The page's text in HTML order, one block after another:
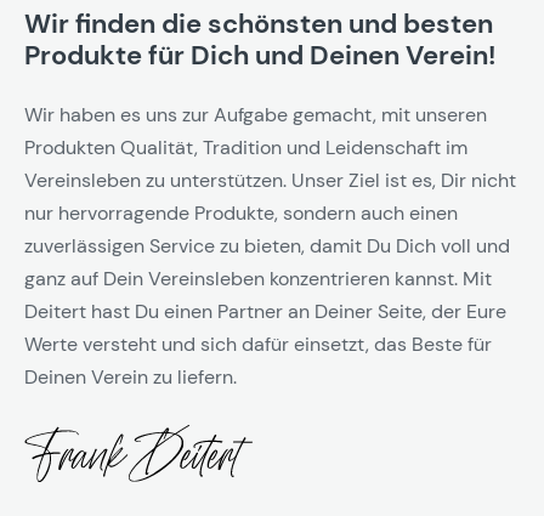
Wir finden die schönsten und besten
Produkte für Dich und Deinen Verein!
Wir haben es uns zur Aufgabe gemacht, mit unseren
Produkten Qualität, Tradition und Leidenschaft im
Vereinsleben zu unterstützen. Unser Ziel ist es, Dir nicht
nur hervorragende Produkte, sondern auch einen
zuverlässigen Service zu bieten, damit Du Dich voll und
ganz auf Dein Vereinsleben konzentrieren kannst. Mit
Deitert hast Du einen Partner an Deiner Seite, der Eure
Werte versteht und sich dafür einsetzt, das Beste für
Deinen Verein zu liefern.